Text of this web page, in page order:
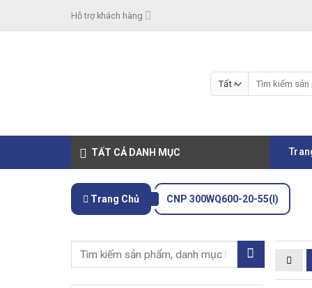
Hỗ trợ khách hàng
kiếm:
TẤT CẢ DANH MỤC
Trang Chủ CNP 300WQ600-20-55(I)